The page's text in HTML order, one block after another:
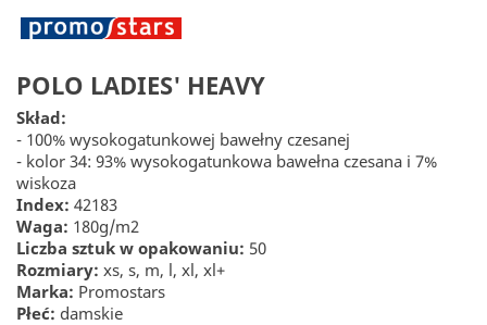
POLO LADIES' HEAVY
Skład:
- 100% wysokogatunkowej bawełny czesanej
- kolor 34: 93% wysokogatunkowa bawełna czesana i 7%
wiskoza
Index: 42183
Waga: 180g/m2
Liczba sztuk w opakowaniu: 50
Rozmiary: xs, s, m, l, xl, xl+
Marka: Promostars
Płeć: damskie